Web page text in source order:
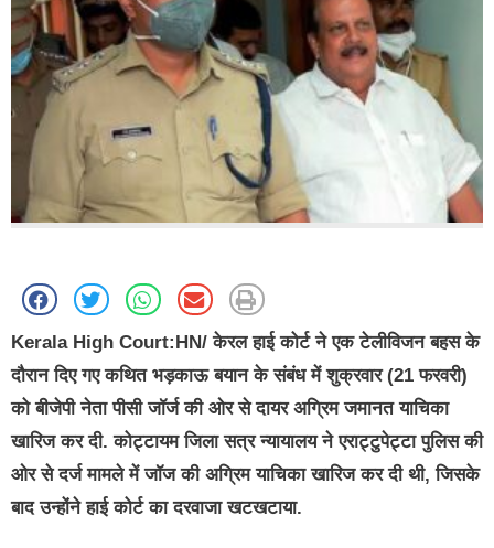
Kerala High Court:HN/ केरल हाई कोर्ट ने एक टेलीविजन बहस के
दौरान दिए गए कथित भड़काऊ बयान के संबंध में शुक्रवार (21 फरवरी)
को बीजेपी नेता पीसी जॉर्ज की ओर से दायर अग्रिम जमानत याचिका
खारिज कर दी. कोट्टायम जिला सत्र न्यायालय ने एराट्टुपेट्टा पुलिस की
ओर से दर्ज मामले में जॉज की अग्रिम याचिका खारिज कर दी थी, जिसके
बाद उन्होंने हाई कोर्ट का दरवाजा खटखटाया.